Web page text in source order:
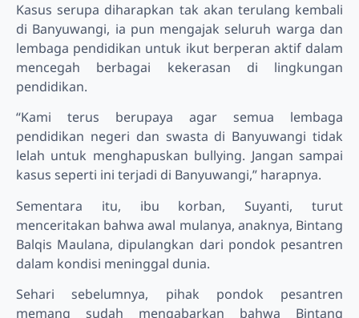
Kasus serupa diharapkan tak akan terulang kembali
di Banyuwangi, ia pun mengajak seluruh warga dan
lembaga pendidikan untuk ikut berperan aktif dalam
mencegah berbagai kekerasan di lingkungan
pendidikan.
“Kami terus berupaya agar semua lembaga
pendidikan negeri dan swasta di Banyuwangi tidak
lelah untuk menghapuskan bullying. Jangan sampai
kasus seperti ini terjadi di Banyuwangi,” harapnya.
Sementara itu, ibu korban, Suyanti, turut
menceritakan bahwa awal mulanya, anaknya, Bintang
Balqis Maulana, dipulangkan dari pondok pesantren
dalam kondisi meninggal dunia.
Sehari sebelumnya, pihak pondok pesantren
memang sudah mengabarkan bahwa Bintang